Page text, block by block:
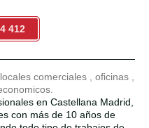
412
comerciales , oficinas ,
en Castellana Madrid,
con más de 10 años de